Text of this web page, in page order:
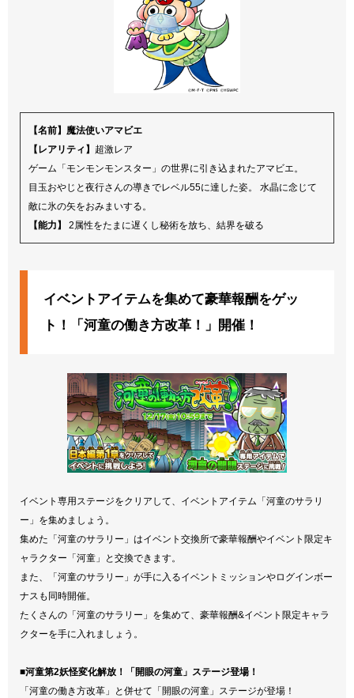
【名前】魔法使いアマビエ
【レアリティ】 超激レア
ゲーム「モンモンモンスター」の世界に引き込まれたアマビエ。
目玉おやじと夜行さんの導きでレベル55に達した姿。 水晶に念じて
敵に氷の矢をおみまいする。
【能力】
2属性をたまに遅くし秘術を放ち、結界を破る
イベントアイテムを集めて豪華報酬をゲッ
ト！「河童の働き方改革！」開催！
イベント専用ステージをクリアして、イベントアイテム「河童のサラリ
ー」を集めましょう。
集めた「河童のサラリー」はイベント交換所で豪華報酬やイベント限定キ
ャラクター「河童」と交換できます。
また、「河童のサラリー」が手に入るイベントミッションやログインボー
ナスも同時開催。
たくさんの「河童のサラリー」を集めて、豪華報酬&イベント限定キャラ
クターを手に入れましょう。
■河童第2妖怪変化解放！「開眼の河童」ステージ登場！
「河童の働き方改革」と併せて「開眼の河童」ステージが登場！